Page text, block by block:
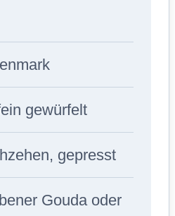
gewürfelt
gepresst
Gouda oder